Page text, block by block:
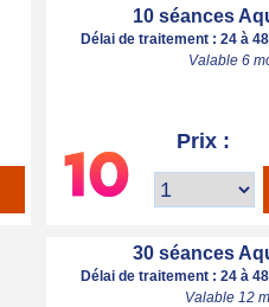
10 séances
Délai de traitement : 24 à
Valable 6
Prix :
30 séances
Délai de traitement : 24 à
Valable 12